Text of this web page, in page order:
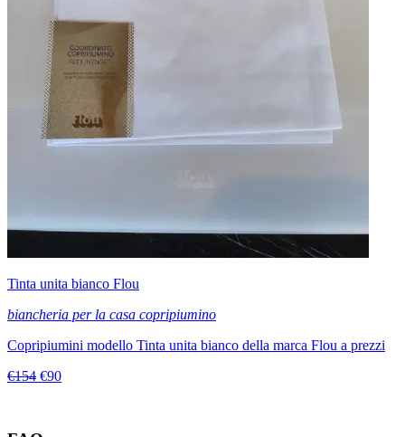
Tinta unita bianco Flou
biancheria per la casa copripiumino
Copripiumini modello Tinta unita bianco della marca Flou a prezzi
€154 €90